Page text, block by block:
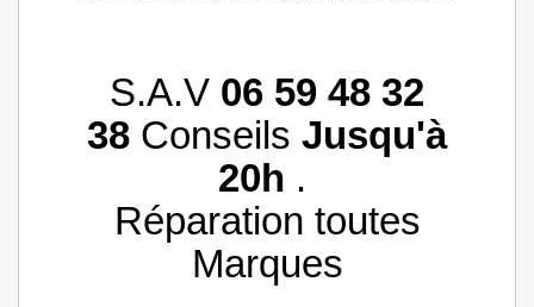
S.A.V 06 59 48 32
38 Conseils Jusqu'à
20h .
Réparation toutes
Marques